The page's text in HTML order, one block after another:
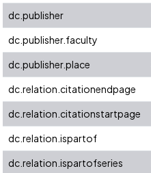
dc.publisher
dc.publisher.faculty
dc.publisher.place
dc.relation.citationendpage
dc.relation.citationstartpage
dc.relation.ispartof
dc.relation.ispartofseries